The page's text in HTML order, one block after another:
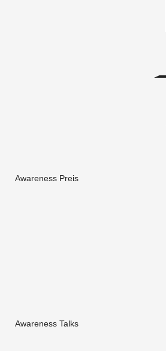
Awareness Preis
Awareness Talks